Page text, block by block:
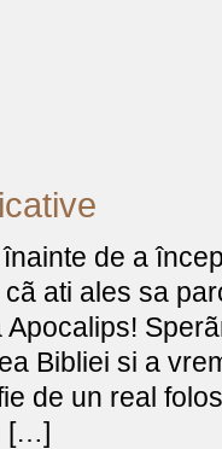
de a
ati ales sa
Bibliei si a
de un real
[…]